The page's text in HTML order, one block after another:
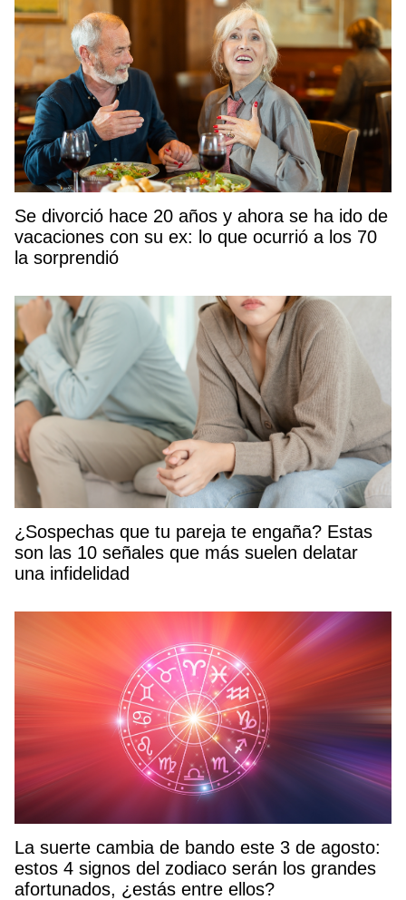
Se divorció hace 20 años y ahora se ha ido de
vacaciones con su ex: lo que ocurrió a los 70
la sorprendió
¿Sospechas que tu pareja te engaña? Estas
son las 10 señales que más suelen delatar
una infidelidad
La suerte cambia de bando este 3 de agosto:
estos 4 signos del zodiaco serán los grandes
afortunados, ¿estás entre ellos?